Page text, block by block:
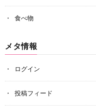
食べ物
メタ情報
ログイン
投稿フィード